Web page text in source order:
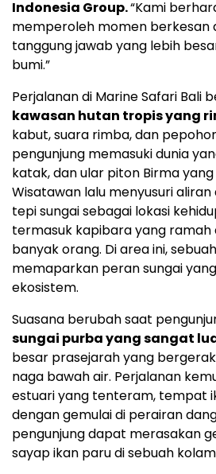
Indonesia Group.“Kami
memperoleh momen berkesan
tanggung jawab yang lebih
bumi.”
Perjalanan di Marine Safari Bali
kawasan hutan tropis yang
kabut, suara rimba, dan
pengunjung memasuki dunia
katak, dan ular piton Birma
Wisatawan lalu menyusuri
tepi sungai sebagai lokasi
termasuk kapibara yang ramah
banyak orang. Di area ini,
memaparkan peran sungai
ekosistem.
Suasana berubah saat
sungai purba yang sangat
besar prasejarah yang
naga bawah air. Perjalanan
estuari yang tenteram, tempat
dengan gemulai di perairan
pengunjung dapat merasakan
sayap ikan paru di sebuah